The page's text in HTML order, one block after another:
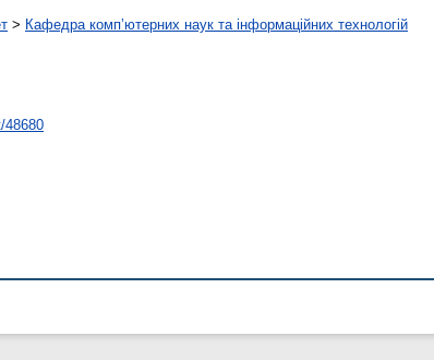
> Кафедра комп’ютерних наук та інформаційних технологій
48680